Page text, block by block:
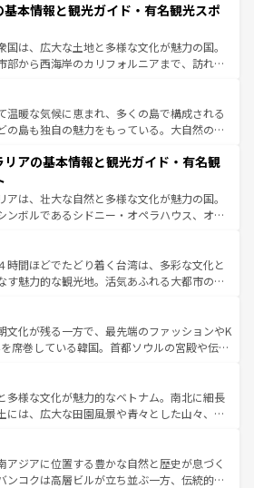
照してほしい。
まま残る町や、スイスならではのユニークな
、アルプス観光だけでなく町歩きも満喫する
。国民の所得が高いため物価も高いが、旅行
パス提供のサービスもあり、うまく活用すれ
は
基本情報と観光ガイド・有名観光スポ
国は、広大な土地と多様な文化が魅力の国。
部から西海岸のカリフォルニアまで、訪れる
都市は、観光、ショッピング、エンターテイ
まった刺激的なスポットだ。一方、アメリカ
然が広がり、グランドキャニオンやイエロー
ーリンズでは、音楽と美食が融合した独特の
旅行者はアメリカの各地域で異なる魅力を楽
その多様性と豊かな歴史を感じることができ
でのロードトリップや列車の旅も、アメリカ
温暖な気候に恵まれ、多くの島で構成される
の島も独自の魅力をもっている。大自然の神
せない。また、定番の観光地といえばオアフ
な自然を求めるならマウイ島やカウアイ島が
メラルドグリーンに輝く海をはじめ、豊かな
息づいている。「アロハスピリット」と呼ば
いローカルフードやハワイアンミュージッ
フラダンスなど、すべてがハワイの魅力を彩
れるたびに新しい発見と感動が待っているハ
覧
リアの基本情報と観光ガイド・有名観
アは、壮大な自然と多様な文化が魅力の国。
ンボルであるシドニー・オペラハウス、オー
大陸中央部にそびえるウルル（エアーズロッ
ニアの美しい原生林やケアンズの熱帯雨林な
がたくさん。また、カフェやワイン、オージ
ィビティも充実しており、サーフィンやダイ
キングなど、アウトドア好きにはたまらな
ラリアの多彩な魅力を存分に味わいつくそ
。
時間ほどでたどり着く台湾は、多彩な文化と
す魅力的な観光地。活気あふれる大都市の台
な山岳地帯である台湾東部など、都市の喧騒
さが共存しており、訪れる人に新しい発見と
してくれる。また、奥深い台湾の食文化も魅
評判のスイーツなど、バラエティ豊かな料理
が味わえる。 なお、新着の台湾情報は コンテンツ一覧を参
。
文化が残る一方で、最先端のファッションやK
席巻している韓国。首都ソウルの宮殿や伝統
を延ばせば四季折々の自然美を楽しむことが
て、キムチや焼肉、絶品のストリートフード
まな韓国料理が待っている。夜には、韓国な
れながら、韓国の多彩な魅力を心ゆくまで味
わってみてほしい。 なお、新着の韓国情報はコンテンツ一
ほしい。
多様な文化が魅力的なベトナム。南北に細長
には、広大な田園風景や青々とした山々、世
共に伝統が息づく。ハノイの古い町並みやホ
フランス統治時代の建物も、独特の雰囲気を
る。また、バラエティの豊かさとおいしさで
アジアに位置する豊かな自然と歴史が息づく
ンコクは高層ビルが立ち並ぶ一方、伝統的な